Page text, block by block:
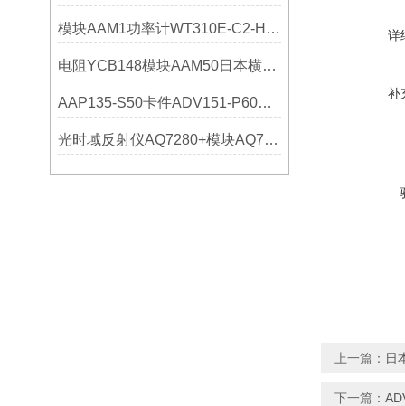
模块AAM1功率计WT310E-C2-H/C7横河YOKOGAWA参数
电阻YCB148模块AAM50日本横河YOKOGAWA技术参数
AAP135-S50卡件ADV151-P60横河YOKOGAWA参数
光时域反射仪AQ7280+模块AQ7282A横河YOKOGAWA参数
详
补
上一篇： 日
下一篇：